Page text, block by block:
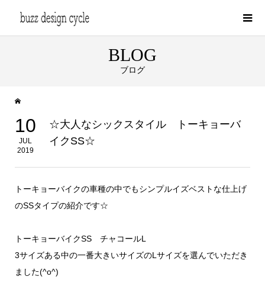
BLOG
ブログ
10
JUL
2019
☆大人なシックスタイル トーキョーバ
イクSS☆
トーキョーバイクの車種の中でもシンプルイズベストな仕上げ
のSSタイプの紹介です☆
トーキョーバイクSS チャコールL
3サイズある中の一番大きいサイズのLサイズを選んでいただき
ました(^o^)